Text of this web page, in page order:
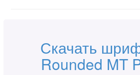
Скачать
Rounded MT